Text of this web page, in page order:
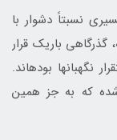
نسبتاً دشوار با
گذرگاهی باریک قرار
دارد. برج‎های دو سوی دروازه ورودی، محل استقرار نگهبان‎ها بوده‎اند.
شده که به جز همین